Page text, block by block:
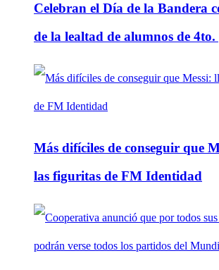
Celebran el Día de la Bandera
de la lealtad de alumnos de
Más difíciles de conseguir que
las figuritas de FM Identidad